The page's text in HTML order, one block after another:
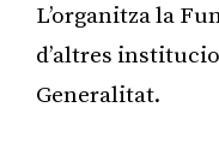
L’organitza la
d’altres
Generalitat.